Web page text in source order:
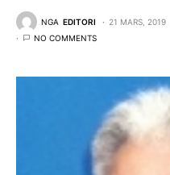
NGA EDITORI 21 MARS, 2019
NO COMMENTS